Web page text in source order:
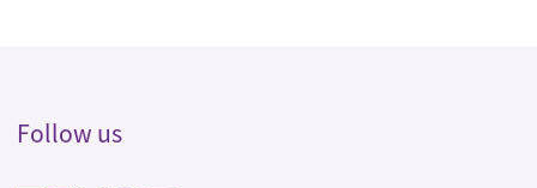
Follow us